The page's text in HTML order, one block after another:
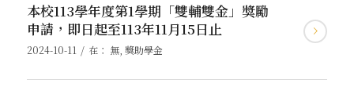
本校113學年度第1學期「雙輔雙金」獎勵
申請，即日起至113年11月15日止
2024-10-11 / 在： 無, 獎助學金